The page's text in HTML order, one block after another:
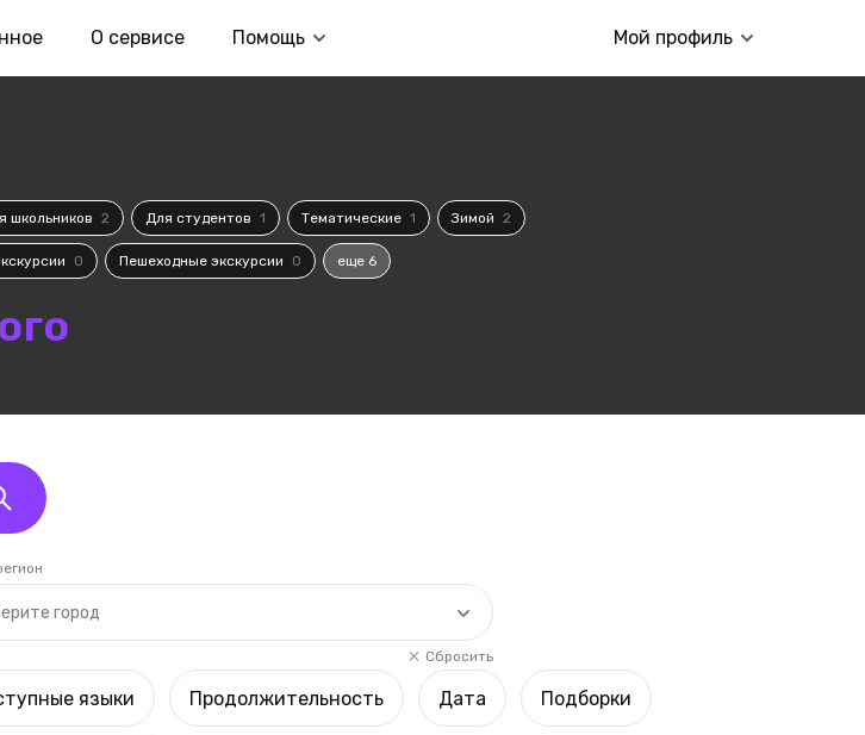
О сервисе Помощь Мой профиль
школьников 2 Для студентов 1 Тематические 1 Зимой 2
0 Пешеходные экскурсии 0 еще 6
город
Сбросить
языки Продолжительность Дата Подборки